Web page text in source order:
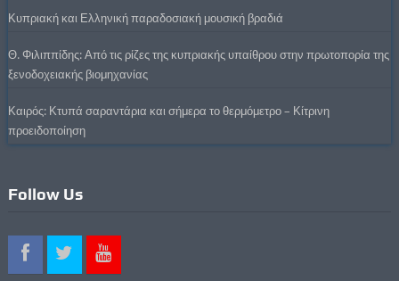
Κυπριακή και Ελληνική παραδοσιακή μουσική βραδιά
Θ. Φιλιππίδης: Από τις ρίζες της κυπριακής υπαίθρου στην πρωτοπορία της
ξενοδοχειακής βιομηχανίας
Καιρός: Κτυπά σαραντάρια και σήμερα το θερμόμετρο – Κίτρινη
προειδοποίηση
Follow Us